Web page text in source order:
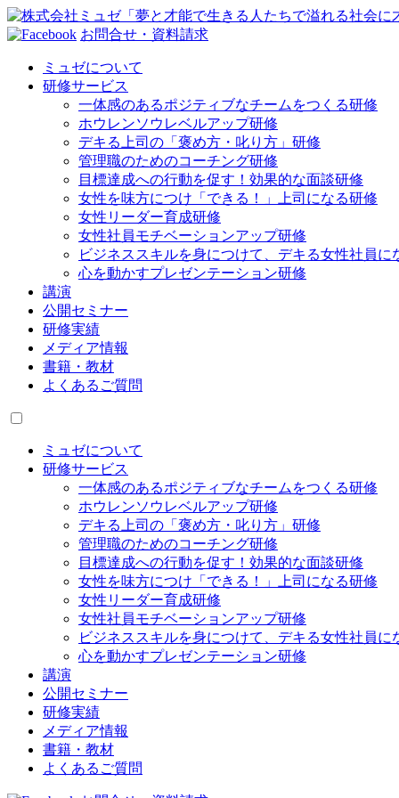
お問合せ・資料請求
ミュゼについて
研修サービス
一体感のあるポジティブなチームをつくる研修
ホウレンソウレベルアップ研修
デキる上司の「褒め方・叱り方」研修
管理職のためのコーチング研修
目標達成への行動を促す！効果的な面談研修
女性を味方につけ「できる！」上司になる研修
女性リーダー育成研修
女性社員モチベーションアップ研修
ビジネススキルを身につけて、デキる女性社員に
心を動かすプレゼンテーション研修
講演
公開セミナー
研修実績
メディア情報
書籍・教材
よくあるご質問
ミュゼについて
研修サービス
一体感のあるポジティブなチームをつくる研修
ホウレンソウレベルアップ研修
デキる上司の「褒め方・叱り方」研修
管理職のためのコーチング研修
目標達成への行動を促す！効果的な面談研修
女性を味方につけ「できる！」上司になる研修
女性リーダー育成研修
女性社員モチベーションアップ研修
ビジネススキルを身につけて、デキる女性社員に
心を動かすプレゼンテーション研修
講演
公開セミナー
研修実績
メディア情報
書籍・教材
よくあるご質問